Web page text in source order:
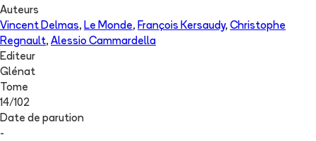
Auteurs
Vincent Delmas, Le Monde, François Kersaudy, Christophe
Regnault, Alessio Cammardella
Editeur
Glénat
Tome
14/102
Date de parution
-